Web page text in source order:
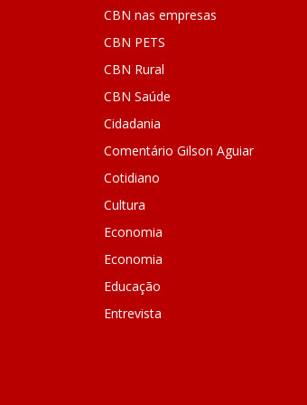
CBN nas empresas
CBN PETS
CBN Rural
CBN Saúde
Cidadania
Comentário Gilson Aguiar
Cotidiano
Cultura
Economia
Economia
Educação
Entrevista